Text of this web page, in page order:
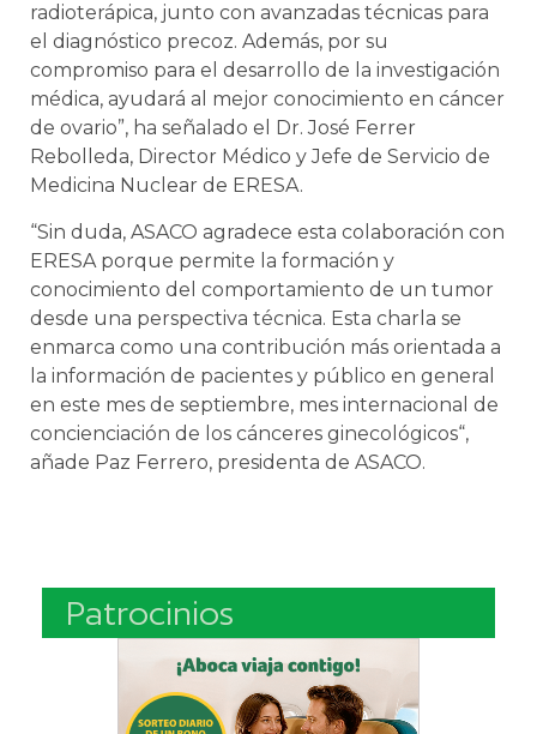
radioterápica, junto con avanzadas técnicas para
el diagnóstico precoz. Además, por su
compromiso para el desarrollo de la investigación
médica, ayudará al mejor conocimiento en cáncer
de ovario”, ha señalado el Dr. José Ferrer
Rebolleda, Director Médico y Jefe de Servicio de
Medicina Nuclear de ERESA.
“Sin duda, ASACO agradece esta colaboración con
ERESA porque permite la formación y
conocimiento del comportamiento de un tumor
desde una perspectiva técnica. Esta charla se
enmarca como una contribución más orientada a
la información de pacientes y público en general
en este mes de septiembre, mes internacional de
concienciación de los cánceres ginecológicos“,
añade Paz Ferrero, presidenta de ASACO.
Patrocinios